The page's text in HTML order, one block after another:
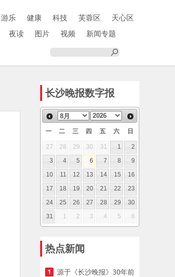
游乐 健康 科技 芙蓉区
天心区
夜读 图片 视频
新闻专题
长沙晚报数字报
一 二 三 四 五 六 日
27 28 29 30 31 1
2
3
4 5 6 7 8
9
10
11 12 13 14 15
16
17
18 19 20 21 22
23
24
25 26 27 28 29
30
31
1 2 3 4 5 6
热点新闻
1
源于《长沙晚报》30年前